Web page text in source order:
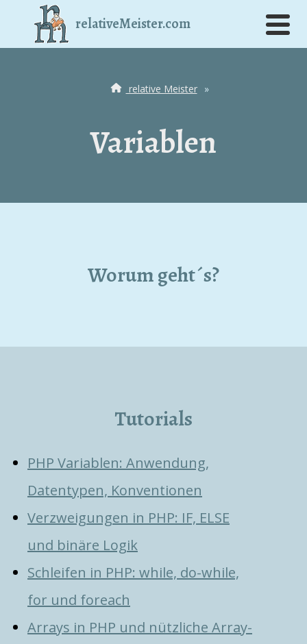
relativeMeister.com
relative Meister »
Variablen
Worum geht´s?
Tutorials
PHP Variablen: Anwendung,
Datentypen, Konventionen
Verzweigungen in PHP: IF, ELSE
und binäre Logik
Schleifen in PHP: while, do-while,
for und foreach
Arrays in PHP und nützliche Array-